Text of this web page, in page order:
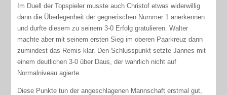
Im Duell der Topspieler musste auch Christof etwas widerwillig
dann die Überlegenheit der gegnerischen Nummer 1 anerkennen
und durfte diesem zu seinem 3-0 Erfolg gratulieren. Walter
machte aber mit seinem ersten Sieg im oberen Paarkreuz dann
zumindest das Remis klar. Den Schlusspunkt setzte Jannes mit
einem deutlichen 3-0 über Daus, der wahrlich nicht auf
Normalniveau agierte.
Diese Punkte tun der angeschlagenen Mannschaft erstmal gut,